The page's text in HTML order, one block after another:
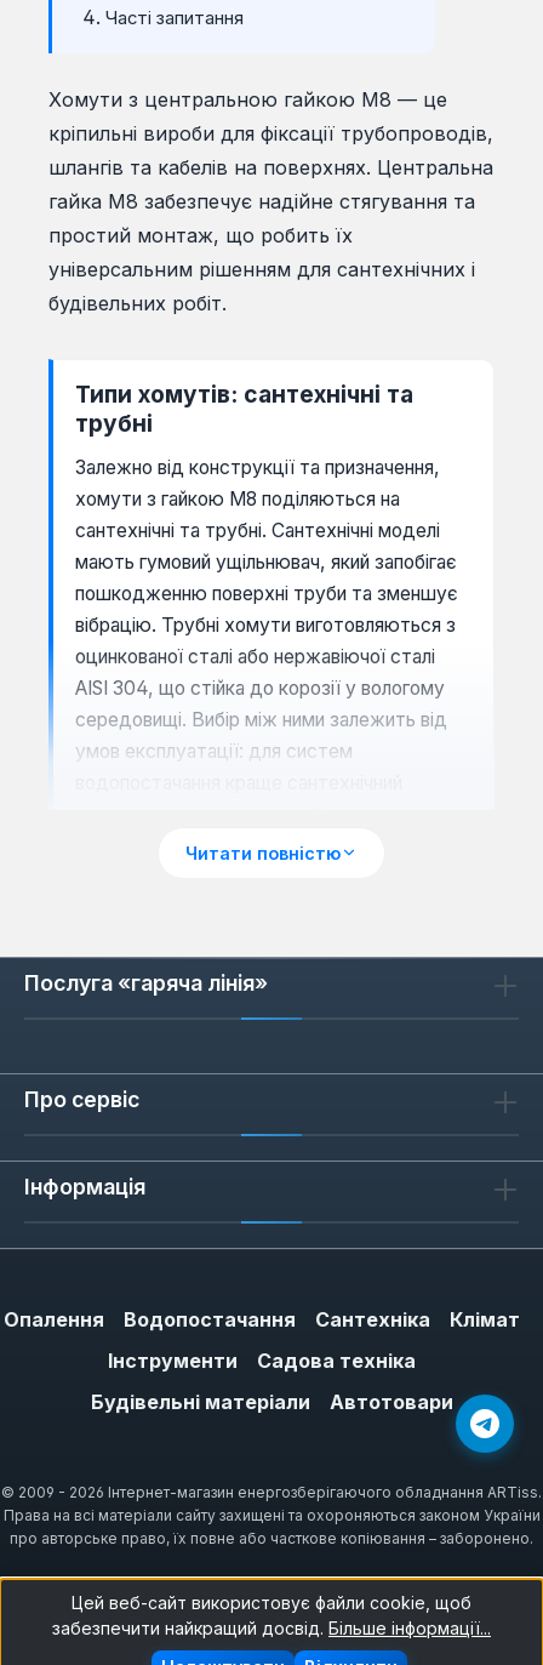
Часті запитання
Хомути з центральною гайкою М8 — це
кріпильні вироби для фіксації трубопроводів,
шлангів та кабелів на поверхнях. Центральна
гайка М8 забезпечує надійне стягування та
простий монтаж, що робить їх
універсальним рішенням для сантехнічних і
будівельних робіт.
Типи хомутів: сантехнічні та
трубні
Залежно від конструкції та призначення,
хомути з гайкою М8 поділяються на
сантехнічні та трубні. Сантехнічні моделі
мають гумовий ущільнювач, який запобігає
пошкодженню поверхні труби та зменшує
вібрацію. Трубні хомути виготовляються з
оцинкованої сталі або нержавіючої сталі
AISI 304, що стійка до корозії у вологому
середовищі. Вибір між ними залежить від
умов експлуатації: для систем
Діапазон діаметрів та
сумісність
Хомути доступні в діаметрах від 20-24 мм
кріплення для труб різного перерізу.
Центральна гайка М8 стандартизована,
та профілів. При виборі важливо
ізоляцією, якщо вона є — хомут має
інакше можлива деформація.
Як обрати хомут з гайкою М8
металопластикових та ПНД труб підходять
сантехнічні хомути з гумовою прокладкою,
для сталевих — трубні без неї. Діаметр
хомута має бути на 2-3 мм більшим за
зовнішній діаметр труби, щоб забезпечити
вільне ковзання при тепловому розширенні.
Читати повністю
Послуга «гаряча лінія»
Про сервіс
Інформація
Опалення Водопостачання Сантехніка
Клімат
Інструменти
Садова техніка
Будівельні матеріали
Автотовари
© 2009 - 2026 Інтернет-магазин енергозберігаючого обладнання ARTiss.
Права на всі матеріали сайту захищені та охороняються законом України
про авторське право, їх повне або часткове копіювання – заборонено.
Цей веб-сайт використовує файли cookie, щоб
забезпечити найкращий досвід. Більше інформації...